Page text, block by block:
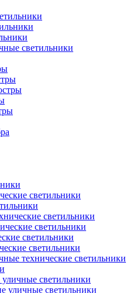
светильники
светильники
светильники
светильники
светильники
светильники
технические светильники
светильники
уличные светильники